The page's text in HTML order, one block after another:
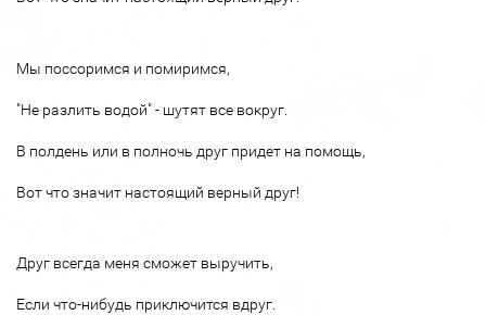
Мы поссоримся и помиримся,
"Не разлить водой" - шутят все вокруг.
В полдень или в полночь друг придет на помощь,
Вот что значит настоящий верный друг!
Друг всегда меня сможет выручить,
Если что-нибудь приключится вдруг.